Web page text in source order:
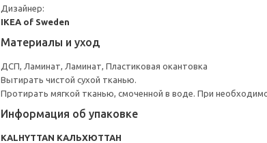
Дизайнер:
IKEA of Sweden
Материалы и уход
ДСП, Ламинат, Ламинат, Пластиковая окантовка
Вытирать чистой сухой тканью.
Протирать мягкой тканью, смоченной в воде. При
Информация об упаковке
KALHYTTAN КАЛЬХЮТТАН